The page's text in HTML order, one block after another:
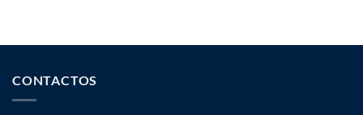
CONTACTOS